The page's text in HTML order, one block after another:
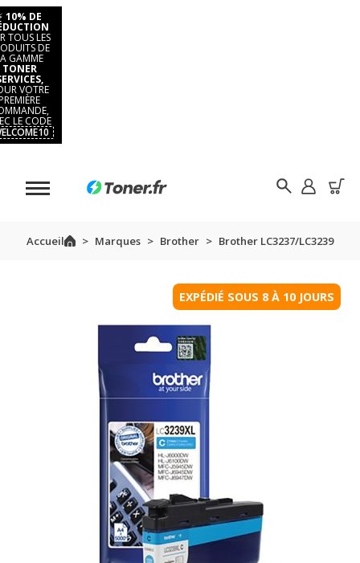
10% DE
TOUS LES
DE
GAMME
TONER
VOTRE
LE CODE
Accueil Marques Brother Brother LC3237/LC3239
EXPÉDIÉ SOUS 8 À 10 JOURS